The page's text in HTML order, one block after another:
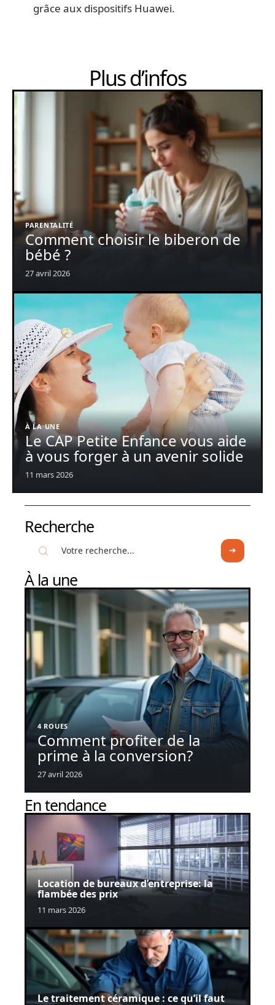
grâce aux dispositifs Huawei.
Plus d’infos
PARENTALITÉ
Comment choisir le biberon de
bébé ?
27 avril 2026
À LA UNE
Le CAP Petite Enfance vous aide
à vous forger à un avenir solide
11 mars 2026
Recherche
À la une
4 ROUES
Comment profiter de la
prime à la conversion?
27 avril 2026
En tendance
Location de bureaux d’entreprise: la
flambée des prix
11 mars 2026
Le traitement céramique : ce qu’il faut